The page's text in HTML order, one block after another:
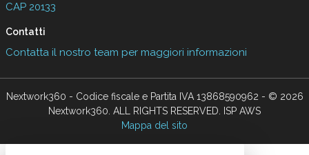
CAP 20133
Contatti
Contatta il nostro team per maggiori informazioni
Nextwork360 - Codice fiscale e Partita IVA 13868590962 - © 2026
Nextwork360. ALL RIGHTS RESERVED. ISP AWS
Mappa del sito